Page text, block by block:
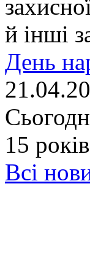
й інші
День
15
Всі